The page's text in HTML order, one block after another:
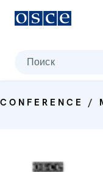
Поиск
CONFERENCE /